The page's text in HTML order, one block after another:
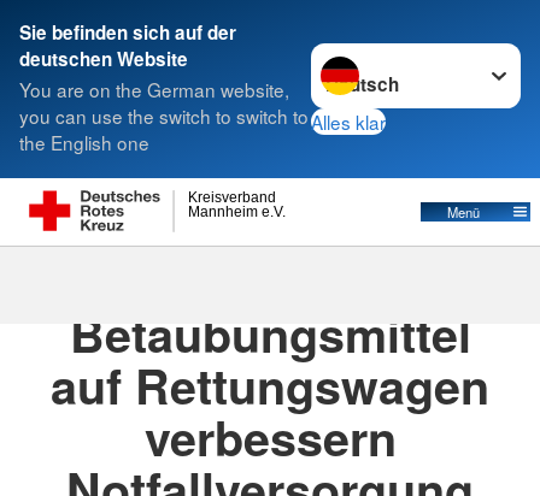
Sie befinden sich auf der
deutschen Website
You are on the German website,
you can use the switch to switch to
the English one
Sprache wechseln zu
Alles klar
Mannheim e.V.
Kreisverband
Menü
Suche
Betäubungsmittel
auf Rettungswagen
verbessern